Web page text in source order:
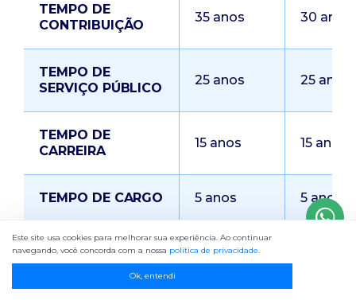
TEMPO DE
CONTRIBUIÇÃO
35 anos 30 anos
TEMPO DE
SERVIÇO PÚBLICO
25 anos 25 anos
TEMPO DE
CARREIRA
15 anos 15 anos
TEMPO DE CARGO 5 anos 5 anos
A idade mínima é variável, reduzindo de
Este site usa cookies para melhorar sua experiência. Ao continuar
navegando, você concorda com a nossa política de privacidade.
Ok, entendi